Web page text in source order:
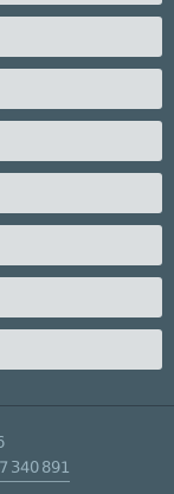
340 891